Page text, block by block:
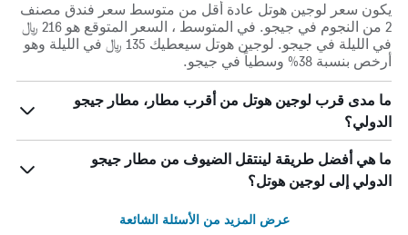
يكون سعر لوجين هوتل عادة أقل من متوسط ​​سعر فندق مصنف
2 من النجوم في جيجو. في المتوسط ، السعر المتوقع هو 216 ﷼
في الليلة في جيجو. لوجين هوتل سيعطيك 135 ﷼ في الليلة وهو
أرخص بنسبة 38% وسطياً في جيجو.
ما مدى قرب لوجين هوتل من أقرب مطار، مطار جيجو
الدولي؟
ما هي أفضل طريقة لينتقل الضيوف من مطار جيجو
الدولي إلى لوجين هوتل؟
عرض المزيد من الأسئلة الشائعة